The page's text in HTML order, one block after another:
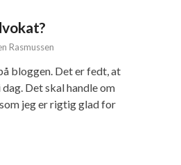
Rasmussen
bloggen. Det er fedt, at
Det skal handle om
jeg er rigtig glad for